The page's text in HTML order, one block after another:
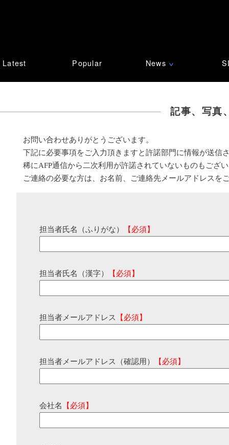
Latest Popular News ∨
記事、写真
お問い合わせありがとうございます。
下記に必要事項をご入力頂きますと許諾部門に情報が送信
稀にAFP通信から二次利用が許諾されていないものもござ
ご連絡の必要な方は、お名前、ご連絡先メールアドレスを
担当者氏名（ふりがな） 【必須】
担当者氏名（漢字） 【必須】
担当者メールアドレス 【必須】
担当者メールアドレス（確認用） 【必須】
会社名 【必須】